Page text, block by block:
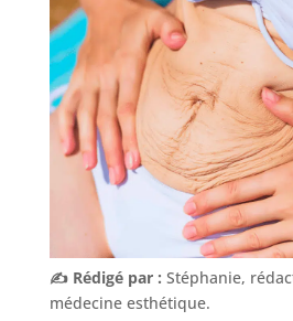
✍️ Rédigé par : Stéphanie,
médecine esthétique.